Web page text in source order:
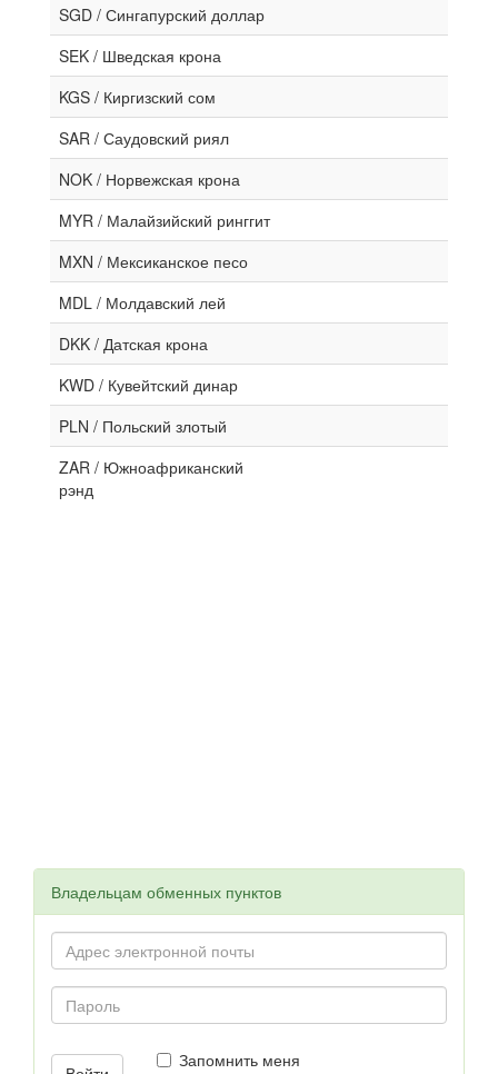
SGD / Сингапурский доллар
SEK / Шведская крона
KGS / Киргизский сом
SAR / Саудовский риял
NOK / Норвежская крона
MYR / Малайзийский ринггит
MXN / Мексиканское песо
MDL / Молдавский лей
DKK / Датская крона
KWD / Кувейтский динар
PLN / Польский злотый
ZAR / Южноафриканский
рэнд
Владельцам обменных пунктов
Запомнить меня